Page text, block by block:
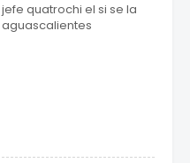
quatrochi el si se la